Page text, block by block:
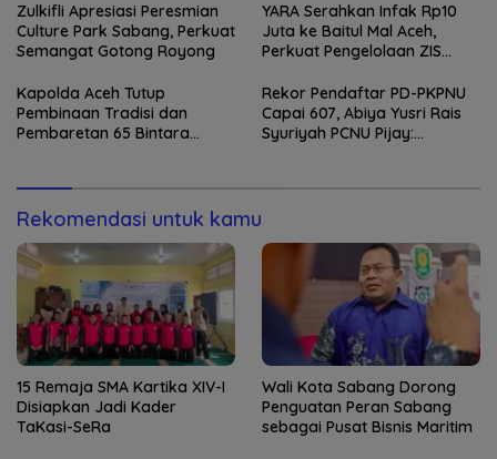
Zulkifli Apresiasi Peresmian
Culture Park Sabang, Perkuat
Semangat Gotong Royong
YARA Serahkan Infak Rp10
Juta ke Baitul Mal Aceh,
Perkuat Pengelolaan ZIS
Kapolda Aceh Tutup
Pembinaan Tradisi dan
Pembaretan 65 Bintara
Rekor Pendaftar PD-PKPNU
Capai 607, Abiya Yusri Rais
Syuriyah PCNU Pijay:
Rekomendasi untuk kamu
15 Remaja SMA Kartika XIV-I
Disiapkan Jadi Kader
TaKasi-SeRa
Wali Kota Sabang Dorong
Penguatan Peran Sabang
sebagai Pusat Bisnis Maritim